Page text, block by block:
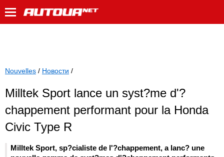
Nouvelles / Новости /
Milltek Sport lance un syst?me d'?
chappement performant pour la Honda
Civic Type R
Milltek Sport, sp?cialiste de l'?chappement, a lanc? une